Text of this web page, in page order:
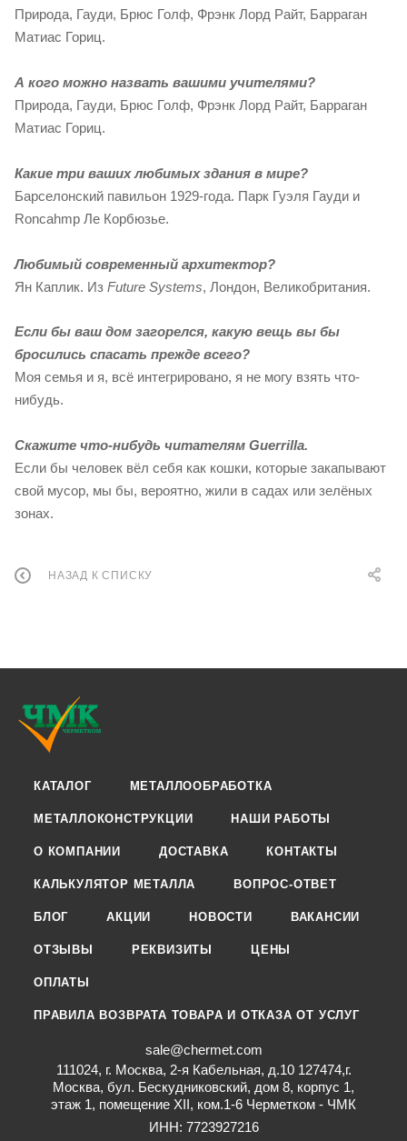
Природа, Гауди, Брюс Голф, Фрэнк Лорд Райт, Барраган
Матиас Гориц.
А кого можно назвать вашими учителями?
Природа, Гауди, Брюс Голф, Фрэнк Лорд Райт, Барраган
Матиас Гориц.
Какие три ваших любимых здания в мире?
Барселонский павильон 1929-года. Парк Гуэля Гауди и
Roncahmp Ле Корбюзье.
Любимый современный архитектор?
Ян Каплик. Из Future Systems, Лондон, Великобритания.
Если бы ваш дом загорелся, какую вещь вы бы
бросились спасать прежде всего?
Моя семья и я, всё интегрировано, я не могу взять что-
нибудь.
Скажите что-нибудь читателям Guerrilla.
Если бы человек вёл себя как кошки, которые закапывают
свой мусор, мы бы, вероятно, жили в садах или зелёных
зонах.
НАЗАД К СПИСКУ
КАТАЛОГ МЕТАЛЛООБРАБОТКА
МЕТАЛЛОКОНСТРУКЦИИ НАШИ РАБОТЫ
О КОМПАНИИ ДОСТАВКА КОНТАКТЫ
КАЛЬКУЛЯТОР МЕТАЛЛА ВОПРОС-ОТВЕТ
БЛОГ АКЦИИ НОВОСТИ ВАКАНСИИ
ОТЗЫВЫ РЕКВИЗИТЫ ЦЕНЫ
ОПЛАТЫ
ПРАВИЛА ВОЗВРАТА ТОВАРА И ОТКАЗА ОТ УСЛУГ
sale@chermet.com
111024, г. Москва, 2-я Кабельная, д.10 127474,г.
Москва, бул. Бескудниковский, дом 8, корпус 1,
этаж 1, помещение XII, ком.1-6 Черметком - ЧМК
ИНН: 7723927216